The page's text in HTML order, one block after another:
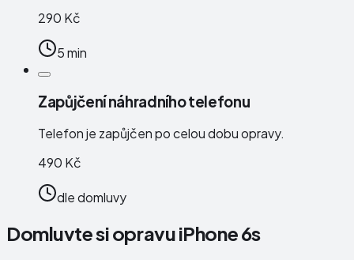
290 Kč
5 min
Zapůjčení náhradního telefonu
Telefon je zapůjčen po celou dobu opravy.
490 Kč
dle domluvy
Domluvte si opravu iPhone 6s